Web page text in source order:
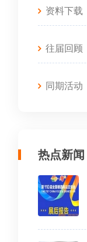
资料下载
往届回顾
同期活动
热点新闻